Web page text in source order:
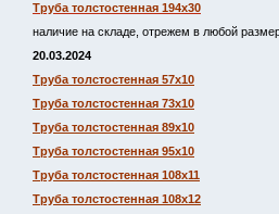
Труба толстостенная 194х30
наличие на складе, отрежем в любой
20.03.2024
Труба толстостенная 57х10
Труба толстостенная 73х10
Труба толстостенная 89х10
Труба толстостенная 95х10
Труба толстостенная 108х11
Труба толстостенная 108х12